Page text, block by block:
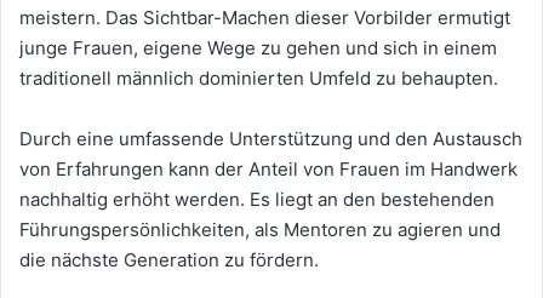
meistern. Das Sichtbar-Machen dieser Vorbilder ermutigt
junge Frauen, eigene Wege zu gehen und sich in einem
traditionell männlich dominierten Umfeld zu behaupten.
Durch eine umfassende Unterstützung und den Austausch
von Erfahrungen kann der Anteil von Frauen im Handwerk
nachhaltig erhöht werden. Es liegt an den bestehenden
Führungspersönlichkeiten, als Mentoren zu agieren und
die nächste Generation zu fördern.